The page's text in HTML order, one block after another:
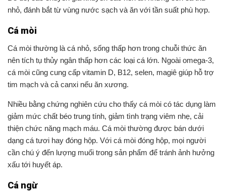
nhỏ, đánh bắt từ vùng nước sạch và ăn với tần suất phù hợp.
Cá mòi
Cá mòi thường là cá nhỏ, sống thấp hơn trong chuỗi thức ăn
nên tích tụ thủy ngân thấp hơn các loại cá lớn. Ngoài omega-3,
cá mòi cũng cung cấp vitamin D, B12, selen, magiê giúp hỗ trợ
tim mạch và cả canxi nếu ăn xương.
Nhiều bằng chứng nghiên cứu cho thấy cá mòi có tác dụng làm
giảm mức chất béo trung tính, giảm tình trạng viêm nhẹ, cải
thiện chức năng mạch máu. Cá mòi thường được bán dưới
dạng cá tươi hay đóng hộp. Với cá mòi đóng hộp, mọi người
cần chú ý đến lượng muối trong sản phẩm để tránh ảnh hưởng
xấu tới huyết áp.
Cá ngừ